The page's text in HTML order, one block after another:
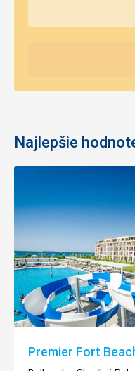
Najlepšie
Premier Fort